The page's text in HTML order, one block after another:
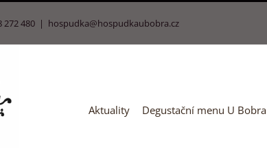
272 480 | hospudka@hospudkaubobra.cz
Aktuality Degustační menu U Bobra